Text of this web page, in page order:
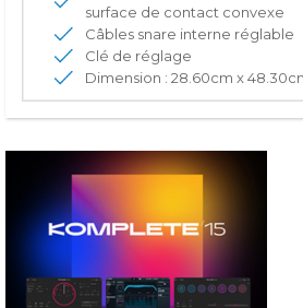
surface de contact convexe
Câbles snare interne réglable
Clé de réglage
Dimension : 28.60cm x